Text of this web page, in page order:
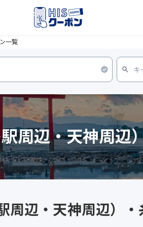
一覧
周辺・天神周辺
周辺・天神周辺）